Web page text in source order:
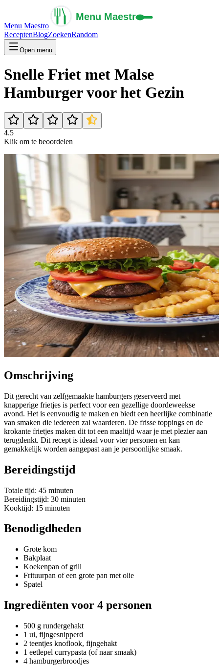
Menu Maestro
ReceptenBlogZoekenRandom
Open menu
Snelle Friet met Malse
Hamburger voor het Gezin
4.5
Klik om te beoordelen
Omschrijving
Dit gerecht van zelfgemaakte hamburgers geserveerd met
knapperige frietjes is perfect voor een gezellige doordeweekse
avond. Het is eenvoudig te maken en biedt een heerlijke combinatie
van smaken die iedereen zal waarderen. De frisse toppings en de
krokante frietjes maken dit tot een maaltijd waar je met plezier aan
terugdenkt. Dit recept is ideaal voor vier personen en kan
gemakkelijk worden aangepast aan je persoonlijke smaak.
Bereidingstijd
Totale tijd: 45 minuten
Bereidingstijd: 30 minuten
Kooktijd: 15 minuten
Benodigdheden
Grote kom
Bakplaat
Koekenpan of grill
Frituurpan of een grote pan met olie
Spatel
Ingrediënten voor 4 personen
500 g rundergehakt
1 ui, fijngesnipperd
2 teentjes knoflook, fijngehakt
1 eetlepel currypasta (of naar smaak)
4 hamburgerbroodjes